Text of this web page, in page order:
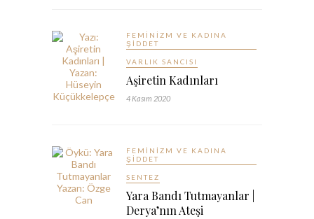
FEMINIZM VE KADINA
ŞIDDET
VARLIK SANCISI
Aşiretin Kadınları
4 Kasım 2020
FEMINIZM VE KADINA
ŞIDDET
SENTEZ
Yara Bandı Tutmayanlar |
Derya’nın Ateşi